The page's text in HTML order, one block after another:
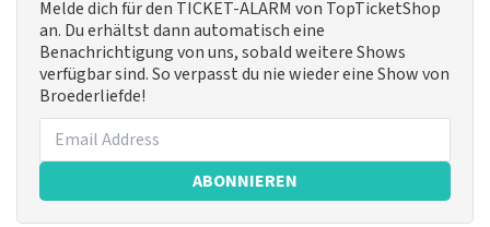
Melde dich für den TICKET-ALARM von TopTicketShop
an. Du erhältst dann automatisch eine
Benachrichtigung von uns, sobald weitere Shows
verfügbar sind. So verpasst du nie wieder eine Show von
Broederliefde!
ABONNIEREN